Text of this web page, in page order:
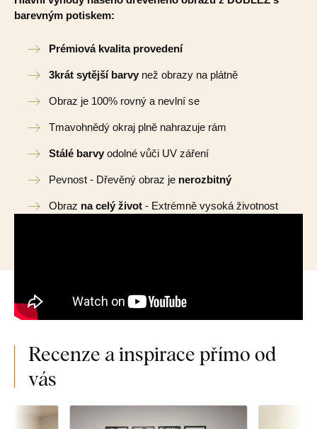
barevným potiskem:
Prémiová kvalita provedení
3krát sytější barvy než obrazy na plátně
Obraz je 100% rovný a nevlní se
Tmavohnědý okraj plně nahrazuje rám
Stálé barvy odolné vůči UV záření
Pevnost - Dřevěný obraz je nerozbitný
Obraz na celý život - Extrémně vysoká životnost
Recenze a inspirace přímo od
vás